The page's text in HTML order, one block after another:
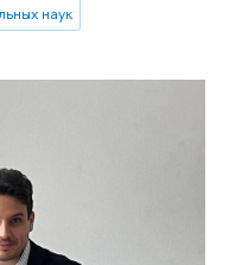
наук